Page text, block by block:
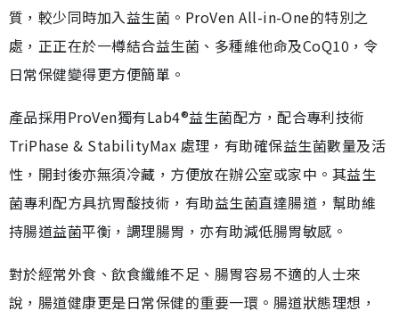
質，較少同時加入益生菌。ProVen All-in-One的特別之
處，正正在於一樽結合益生菌、多種維他命及CoQ10，令
日常保健變得更方便簡單。
產品採用ProVen獨有Lab4®益生菌配方，配合專利技術
TriPhase & StabilityMax 處理，有助確保益生菌數量及活
性，開封後亦無須冷藏，方便放在辦公室或家中。其益生
菌專利配方具抗胃酸技術，有助益生菌直達腸道，幫助維
持腸道益菌平衡，調理腸胃，亦有助減低腸胃敏感。
對於經常外食、飲食纖維不足、腸胃容易不適的人士來
說，腸道健康更是日常保健的重要一環。腸道狀態理想，